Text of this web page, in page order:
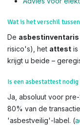
Wat is het verschil
De asbestinventaris
risico's), het attest is
krijgt u beide –
Is een asbestattest
Ja, absoluut voor
80% van de
'asbestveilig'-label. (